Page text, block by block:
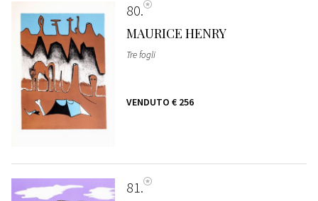
80
MAURICE HENRY
Tre fogli
VENDUTO € 256
81